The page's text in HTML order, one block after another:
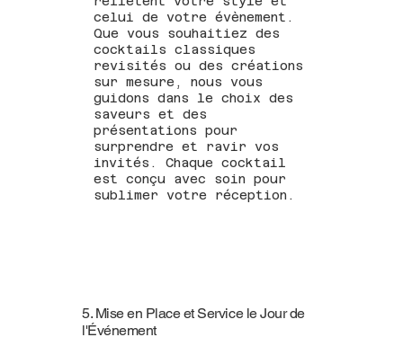
celui de votre évènement.
Que vous souhaitiez des
cocktails classiques
revisités ou des créations
sur mesure, nous vous
guidons dans le choix des
saveurs et des
présentations pour
surprendre et ravir vos
invités. Chaque cocktail
est conçu avec soin pour
sublimer votre réception.
5. Mise en Place et Service le Jour de
l'Événement